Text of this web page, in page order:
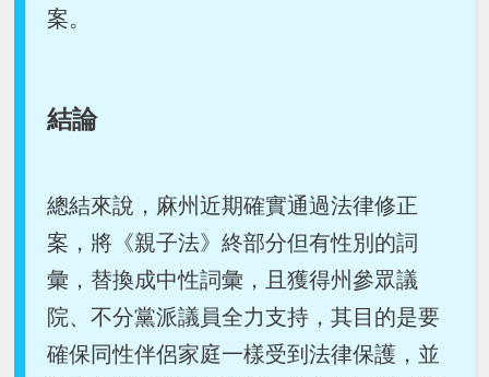
案。
結論
總結來說，麻州近期確實通過法律修正
案，將《親子法》終部分但有性別的詞
彙，替換成中性詞彙，且獲得州參眾議
院、不分黨派議員全力支持，其目的是要
確保同性伴侶家庭一樣受到法律保護，並